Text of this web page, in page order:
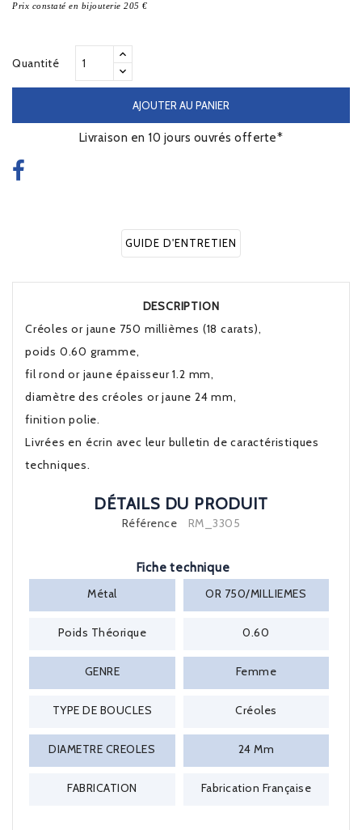
Prix constaté en bijouterie 205 €
Quantité
AJOUTER AU PANIER
Livraison en 10 jours ouvrés offerte*
GUIDE D'ENTRETIEN
DESCRIPTION
Créoles or jaune 750 millièmes (18 carats),
poids 0.60 gramme,
fil rond or jaune épaisseur 1.2 mm,
diamètre des créoles or jaune 24 mm,
finition polie.
Livrées en écrin avec leur bulletin de caractéristiques
techniques.
DÉTAILS DU PRODUIT
Référence RM_3305
Fiche technique
Métal
OR 750/MILLIEMES
Poids Théorique 0.60
GENRE Femme
TYPE DE BOUCLES Créoles
DIAMETRE CREOLES 24 Mm
FABRICATION Fabrication Française